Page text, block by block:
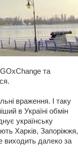
та
враження. І таку
в Україні обмін
українську
Харків, Запоріжжя,
виходить далеко за